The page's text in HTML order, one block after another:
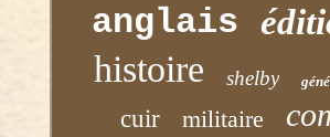
anglais
histoire shelby
cuir militaire